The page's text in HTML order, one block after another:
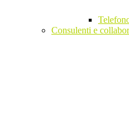
Consulenti e